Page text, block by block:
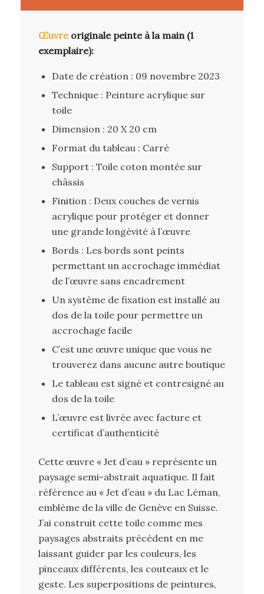
Œuvreoriginale peinte à la main (1
exemplaire):
Date de création : 09 novembre 2023
Technique : Peinture acrylique sur
toile
Dimension : 20 X 20 cm
Format du tableau : Carré
Support : Toile coton montée sur
châssis
Finition : Deux couches de vernis
acrylique pour protéger et donner
une grande longévité à l’œuvre
Bords : Les bords sont peints
permettant un accrochage immédiat
de l’œuvre sans encadrement
Un système de fixation est installé au
dos de la toile pour permettre un
accrochage facile
C’est une œuvre unique que vous ne
trouverez dans aucune autre boutique
Le tableau est signé et contresigné au
dos de la toile
L’œuvre est livrée avec facture et
certificat d’authenticité
Cette œuvre « Jet d’eau » représente un
paysage semi-abstrait aquatique. Il fait
référence au « Jet d’eau » du Lac Léman,
emblème de la ville de Genève en Suisse.
J’ai construit cette toile comme mes
paysages abstraits précédent en me
laissant guider par les couleurs, les
pinceaux différents, les couteaux et le
geste. Les superpositions de peintures,